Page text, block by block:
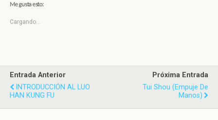
Me gusta esto:
Cargando...
Entrada Anterior
INTRODUCCIÓN AL LUO
HAN KUNG FU
Próxima Entrada
Tui Shou (empuje De
Manos)